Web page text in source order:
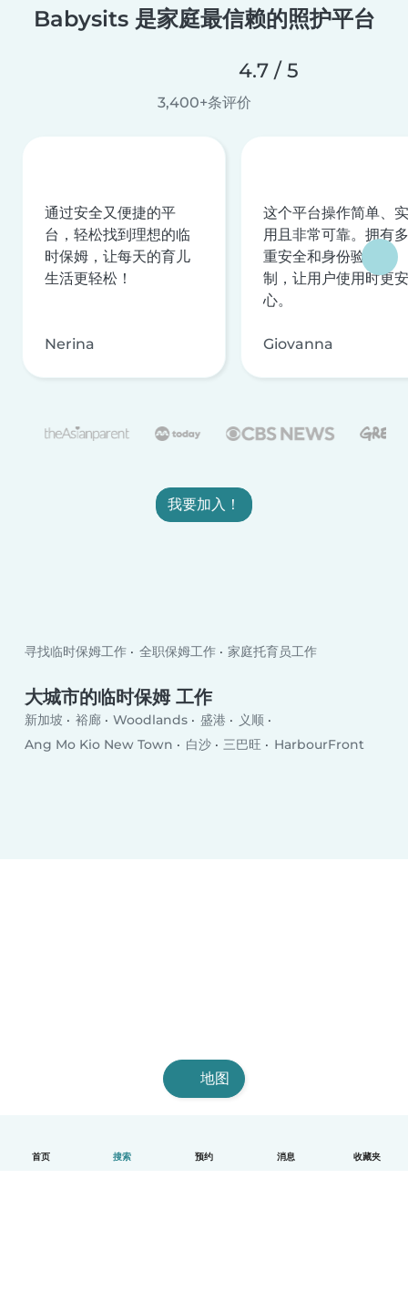
首页 搜索 预约 消息 收藏夹
Babysits 是家庭最信赖的照护平台
4.7 / 5
3,400+条评价
通过安全又便捷的平
台，轻松找到理想的临
时保姆，让每天的育儿
生活更轻松！
Nerina
这个平台操作简单、实
用且非常可靠。拥有多
重安全和身份验证机
制，让用户使用时更安
心。
Giovanna
我要加入！
寻找临时保姆工作 全职保姆工作 家庭托育员工作
大城市的临时保姆 工作
新加坡 裕廊 Woodlands 盛港
义顺
Ang Mo Kio New Town
白沙 三巴旺 HarbourFront
地图